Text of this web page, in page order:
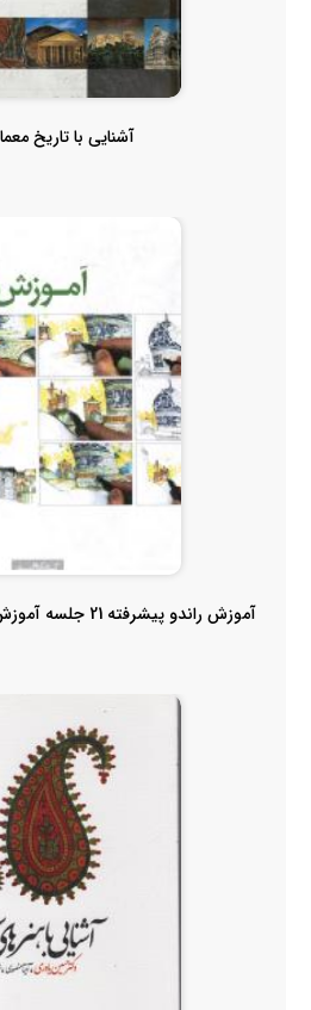
آشنایی با تاریخ
آموزش راندو پیشرفته 21 جلسه آموزش گام به گام مجموعه کت...